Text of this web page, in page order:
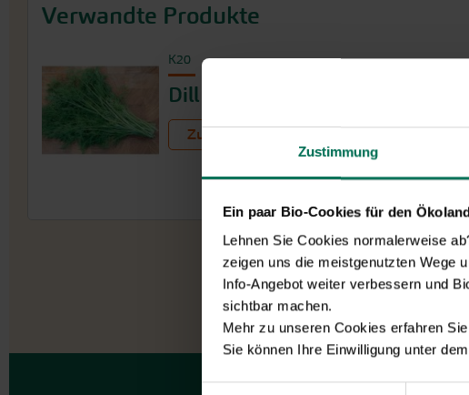
Zustimmung
Ein paar Bio-Cookies für den
Lehnen Sie Cookies normalerweise
zeigen uns die meistgenutzten Wege
Info-Angebot weiter verbessern und
sichtbar machen.
Mehr zu unseren Cookies erfahren
Sie können Ihre Einwilligung unter
Verwandte Produkte
K20
Dill 'Bob'
Zum Produkt